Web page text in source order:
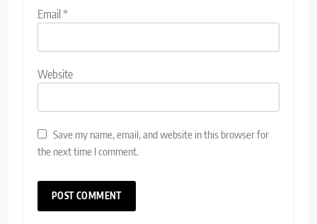
Email*
Website
Save my name, email, and website in this browser for
the next time I comment.